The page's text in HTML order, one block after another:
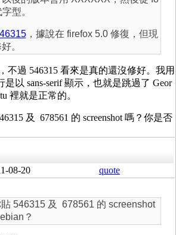
型。
，據說在 firefox 5.0 修復，但現
。
不過 546315 看來是真的還沒修好。我用
是以 sans-serif 顯示，也就是跳過了 Geor
裡就是正常的。
及 678561 的 screenshot 嗎？你是否
08-20 quote
546315 及 678561 的 screenshot
？